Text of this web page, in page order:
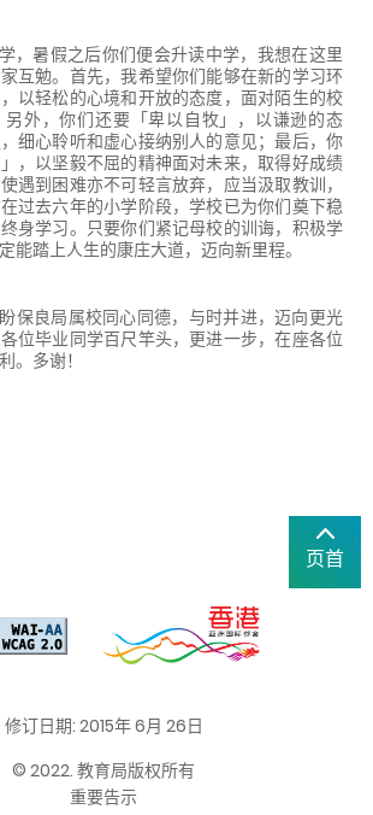
暑假之后你们便会升读中学，我想在这里
互勉。首先，我希望你们能够在新的学习环
以轻松的心境和开放的态度，面对陌生的校
外，你们还要「卑以自牧」，以谦逊的态
细心聆听和虚心接纳别人的意见；最后，你
，以坚毅不屈的精神面对未来，取得好成绩
遇到困难亦不可轻言放弃，应当汲取教训，
过去六年的小学阶段，学校已为你们奠下稳
身学习。只要你们紧记母校的训诲，积极学
能踏上人生的康庄大道，迈向新里程。
良局属校同心同德，与时并进，迈向更光
位毕业同学百尺竿头，更进一步，在座各位
。多谢！
页首
修订日期: 2015年 6月 26日
© 2022. 教育局版权所有
重要告示